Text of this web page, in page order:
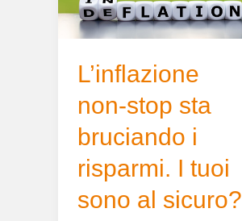
L’inflazione
non-stop sta
bruciando i
risparmi. I tuoi
sono al sicuro?
bruciando
i
risparmi.
I
tuoi
al
sicuro?